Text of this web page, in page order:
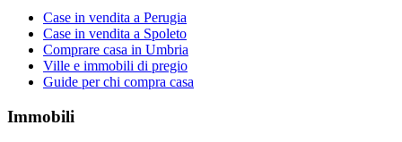
Case in vendita a Perugia
Case in vendita a Spoleto
Comprare casa in Umbria
Ville e immobili di pregio
Guide per chi compra casa
Immobili